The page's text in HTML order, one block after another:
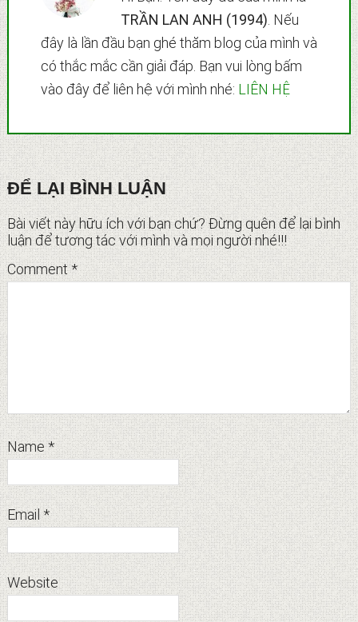
TRẦN LAN ANH (1994) . Nếu
đây là lần đầu bạn ghé thăm blog của mình và
có thắc mắc cần giải đáp. Bạn vui lòng bấm
vào đây để liên hệ với mình nhé: LIÊN HỆ
Reader
Interactions
ĐỂ LẠI BÌNH LUẬN
Bài viết này hữu ích với bạn chứ? Đừng quên để lại bình
luận để tương tác với mình và mọi người nhé!!!
Comment*
Name*
Email*
Website